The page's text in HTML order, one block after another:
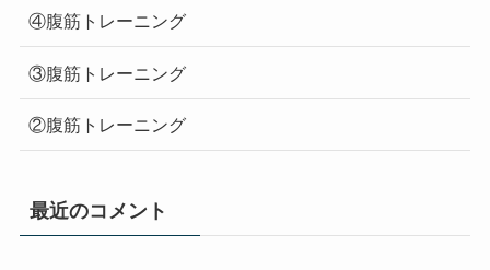
④腹筋トレーニング
③腹筋トレーニング
②腹筋トレーニング
最近のコメント